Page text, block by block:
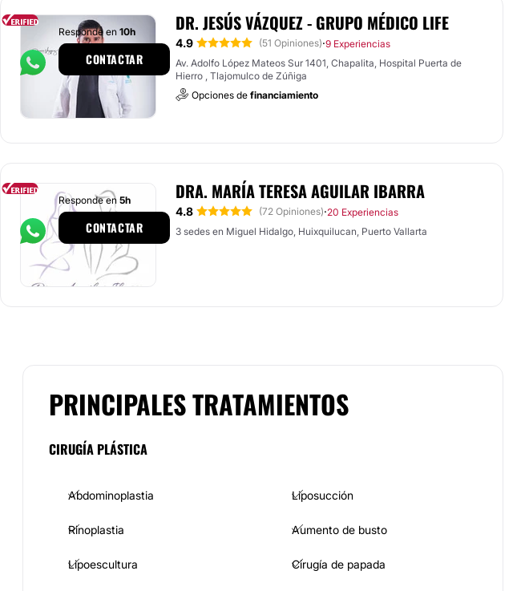
DR. JESÚS VÁZQUEZ - GRUPO MÉDICO LIFE
4.9 (51 Opiniones)·9 Experiencias
Av. Adolfo López Mateos Sur 1401, Chapalita, Hospital Puerta de
Hierro , Tlajomulco de Zúñiga
Opciones de financiamiento
Responde en 10h
CONTACTAR
DRA. MARÍA TERESA AGUILAR IBARRA
4.8 (72 Opiniones)·20 Experiencias
3 sedes en Miguel Hidalgo, Huixquilucan, Puerto Vallarta
Responde en 5h
CONTACTAR
PRINCIPALES TRATAMIENTOS
CIRUGÍA PLÁSTICA
Abdominoplastia Liposucción
Rinoplastia Aumento de busto
Lipoescultura Cirugía de papada